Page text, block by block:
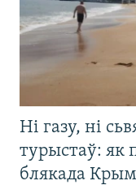
Ні газу, ні
турыстаў: як
блякада